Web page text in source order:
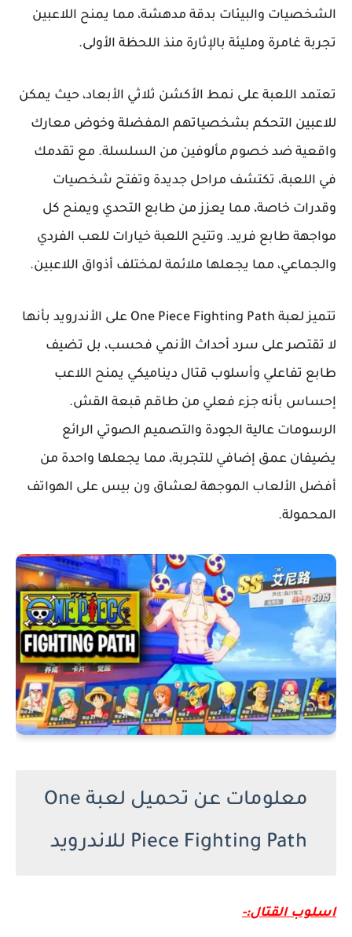
الشخصيات والبيئات بدقة مدهشة، مما يمنح اللاعبين
تجربة غامرة ومليئة بالإثارة منذ اللحظة الأولى.
تعتمد اللعبة على نمط الأكشن ثلاثي الأبعاد، حيث يمكن
للاعبين التحكم بشخصياتهم المفضلة وخوض معارك
واقعية ضد خصوم مألوفين من السلسلة. مع تقدمك
في اللعبة، تكتشف مراحل جديدة وتفتح شخصيات
وقدرات خاصة، مما يعزز من طابع التحدي ويمنح كل
مواجهة طابع فريد. وتتيح اللعبة خيارات للعب الفردي
والجماعي، مما يجعلها ملائمة لمختلف أذواق اللاعبين.
تتميز لعبة One Piece Fighting Path على الأندرويد بأنها
لا تقتصر على سرد أحداث الأنمي فحسب، بل تضيف
طابع تفاعلي وأسلوب قتال ديناميكي يمنح اللاعب
إحساس بأنه جزء فعلي من طاقم قبعة القش.
الرسومات عالية الجودة والتصميم الصوتي الرائع
يضيفان عمق إضافي للتجربة، مما يجعلها واحدة من
أفضل الألعاب الموجهة لعشاق ون بيس على الهواتف
المحمولة.
معلومات عن تحميل لعبة One
Piece Fighting Path للاندرويد
اسلوب القتال:-